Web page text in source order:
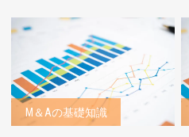
M＆Aの基礎知識